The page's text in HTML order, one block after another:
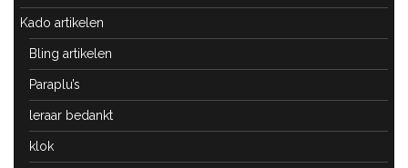
Kado artikelen
Bling artikelen
Paraplu’s
leraar bedankt
klok